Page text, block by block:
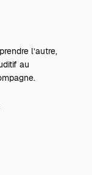
l’autre,
au